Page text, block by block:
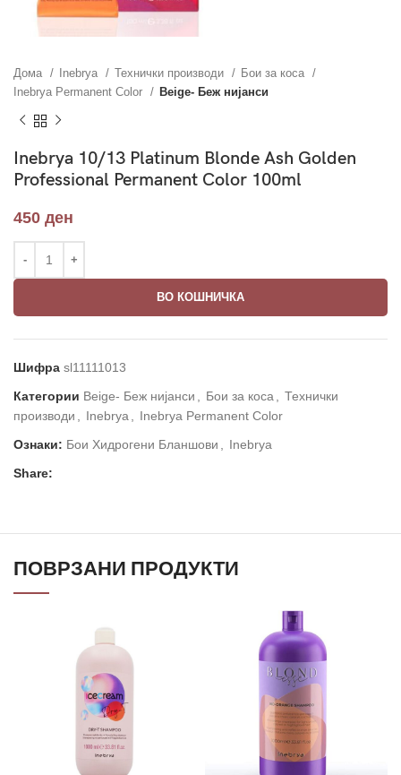
Дома Inebrya Технички производи
Бои за коса
Inebrya Permanent Color
Beige- Беж нијанси
Inebrya 10/13 Platinum Blonde Ash Golden
Professional Permanent Color 100ml
450 ден
ВО КОШНИЧКА
Шифра sl11111013
Категории Beige- Беж нијанси Бои за коса
Технички
производи
Inebrya
Inebrya Permanent Color
Ознаки: Бои Хидрогени Бланшови
Inebrya
Share:
ПОВРЗАНИ ПРОДУКТИ